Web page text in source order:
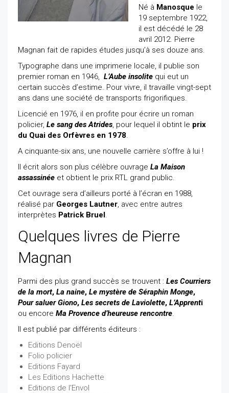
Né à Manosque le
19 septembre 1922,
il est décédé le 28
avril 2012. Pierre
Magnan fait de rapides études jusqu’à ses douze ans.
Typographe dans une imprimerie locale, il publie son
premier roman en 1946, L’Aube insolite qui eut un
certain succès d’estime. Pour vivre, il travaille vingt-sept
ans dans une société de transports frigorifiques.
Licencié en 1976, il en profite pour écrire un roman
policier, Le sang des Atrides, pour lequel il obtint le prix
du Quai des Orfèvres en 1978.
A cinquante-six ans, une nouvelle carrière s’offre à lui !
Il écrit alors son plus célèbre ouvrage La Maison
assassinée et obtient le prix RTL grand public.
Cet ouvrage sera d’ailleurs porté à l’écran en 1988,
réalisé par Georges Lautner, avec entre autres
interprètes Patrick Bruel.
Quelques livres de Pierre
Magnan
Parmi des plus grand succès se trouvent : Les Courriers
de la mort, La naine, Le mystère de Séraphin Monge,
Pour saluer Giono, Les secrets de Laviolette, L’Apprenti
ou encore Ma Provence d’heureuse rencontre.
Il est publié par différents éditeurs :
Editions Denoël
Folio policier
Editions Fayard
Les Editions Hachette
Editions de l'Envol